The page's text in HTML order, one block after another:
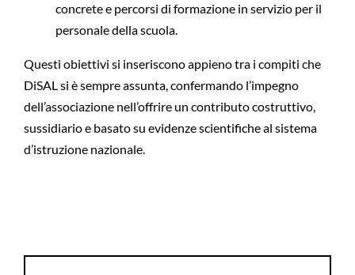
concrete e percorsi di formazione in servizio per il
personale della scuola.
Questi obiettivi si inseriscono appieno tra i compiti che
DiSAL si è sempre assunta, confermando l’impegno
dell’associazione nell’offrire un contributo costruttivo,
sussidiario e basato su evidenze scientifiche al sistema
d’istruzione nazionale.